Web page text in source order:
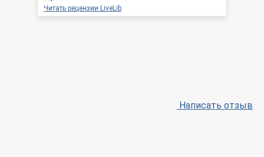
Читать рецензии LiveLib
Написать отзыв